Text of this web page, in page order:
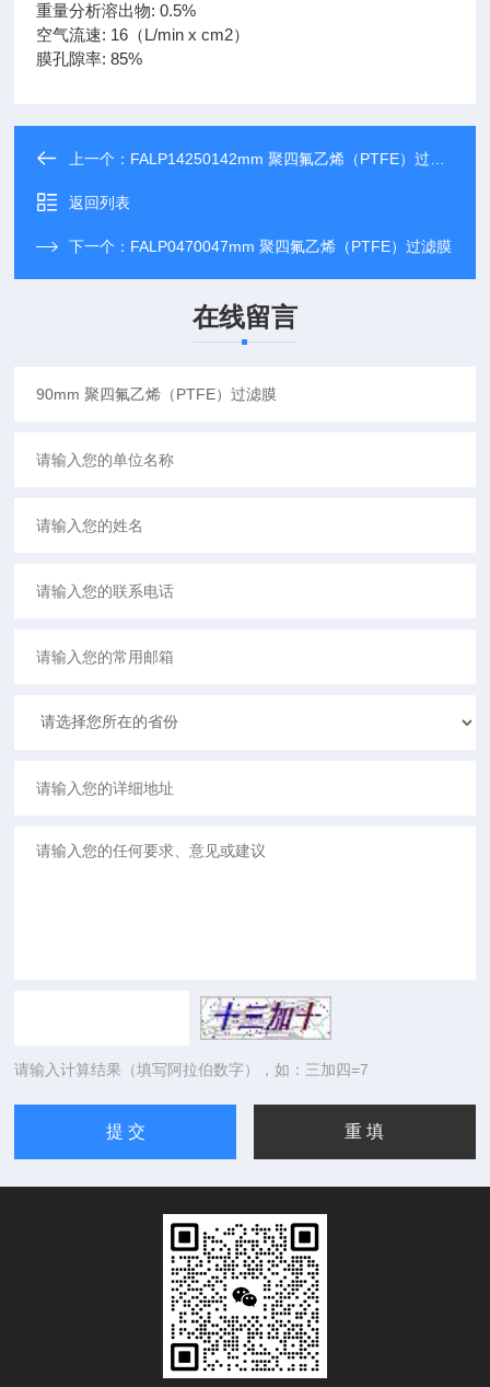
重量分析溶出物: 0.5%
空气流速: 16（L/min x cm2）
膜孔隙率: 85%
上一个： FALP14250142mm 聚四氟乙烯（PTFE）过滤膜
返回列表
下一个： FALP0470047mm 聚四氟乙烯（PTFE）过滤膜
在线留言
请输入计算结果（填写阿拉伯数字），如：三加四=7